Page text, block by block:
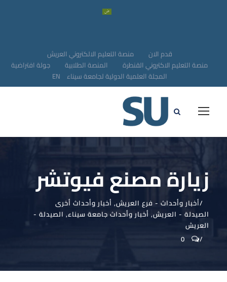
قدم الان
منصة التعليم الالكتروني العريش
منصة التعليم الاكتروني القنطرة
المنصة الطلابية
جولة افتراضية
المجلة العلمية الدولية لجامعة سيناء EN
زيارة مصنع فيوتشر
أخبار وأحداث - فرع العريش, أخبار وأحداث أخرى
الصيدلة - العريش, أخبار وأحداث جامعة سيناء, الصيدلة -
العريش
0